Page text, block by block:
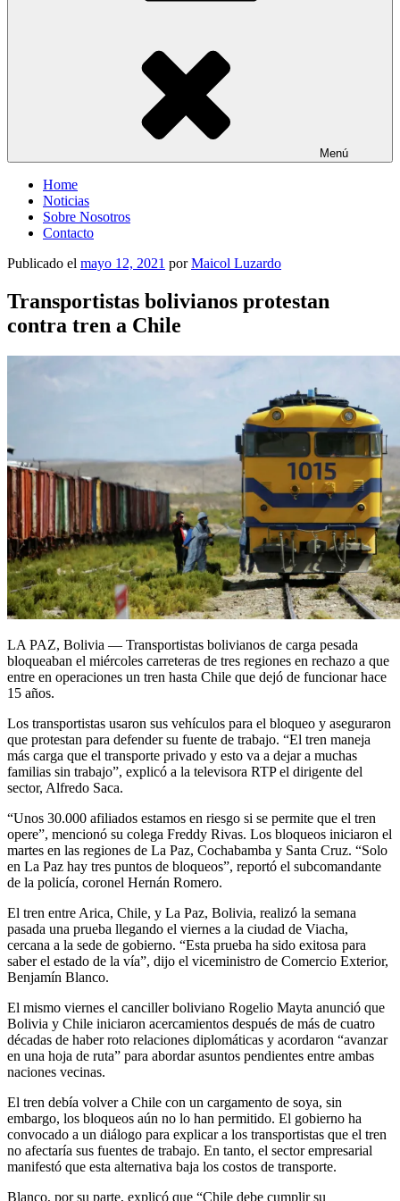
Menú
Home
Noticias
Sobre Nosotros
Contacto
Publicado el mayo 12, 2021 porMaicol Luzardo
Transportistas bolivianos protestan
contra tren a Chile
LA PAZ, Bolivia — Transportistas bolivianos de carga pesada
bloqueaban el miércoles carreteras de tres regiones en rechazo a que
entre en operaciones un tren hasta Chile que dejó de funcionar hace
15 años.
Los transportistas usaron sus vehículos para el bloqueo y aseguraron
que protestan para defender su fuente de trabajo. “El tren maneja
más carga que el transporte privado y esto va a dejar a muchas
familias sin trabajo”, explicó a la televisora RTP el dirigente del
sector, Alfredo Saca.
“Unos 30.000 afiliados estamos en riesgo si se permite que el tren
opere”, mencionó su colega Freddy Rivas. Los bloqueos iniciaron el
martes en las regiones de La Paz, Cochabamba y Santa Cruz. “Solo
en La Paz hay tres puntos de bloqueos”, reportó el subcomandante
de la policía, coronel Hernán Romero.
El tren entre Arica, Chile, y La Paz, Bolivia, realizó la semana
pasada una prueba llegando el viernes a la ciudad de Viacha,
cercana a la sede de gobierno. “Esta prueba ha sido exitosa para
saber el estado de la vía”, dijo el viceministro de Comercio Exterior,
Benjamín Blanco.
El mismo viernes el canciller boliviano Rogelio Mayta anunció que
Bolivia y Chile iniciaron acercamientos después de más de cuatro
décadas de haber roto relaciones diplomáticas y acordaron “avanzar
en una hoja de ruta” para abordar asuntos pendientes entre ambas
naciones vecinas.
El tren debía volver a Chile con un cargamento de soya, sin
embargo, los bloqueos aún no lo han permitido. El gobierno ha
convocado a un diálogo para explicar a los transportistas que el tren
no afectaría sus fuentes de trabajo. En tanto, el sector empresarial
manifestó que esta alternativa baja los costos de transporte.
Blanco, por su parte, explicó que “Chile debe cumplir su